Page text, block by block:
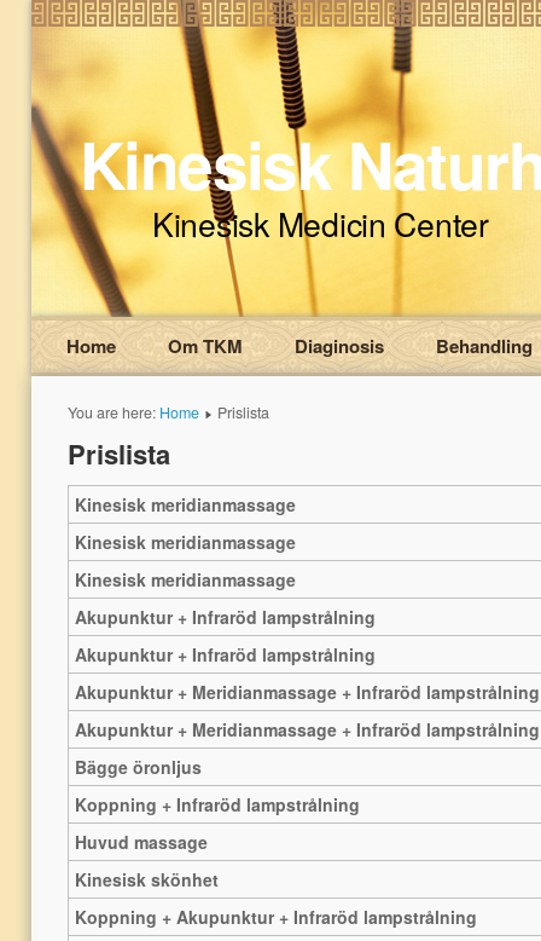
Kinesisk
Kinesisk Medicin Center
Home Om TKM Diaginosis Behandling
You are here: Home Prislista
Prislista
Kinesisk meridianmassage
Kinesisk meridianmassage
Kinesisk meridianmassage
Akupunktur + Infraröd lampstrålning
Akupunktur + Infraröd lampstrålning
Akupunktur + Meridianmassage + Infraröd
Akupunktur + Meridianmassage + Infraröd
Bägge öronljus
Koppning + Infraröd lampstrålning
Huvud massage
Kinesisk skönhet
Koppning + Akupunktur + Infraröd lampstrålning